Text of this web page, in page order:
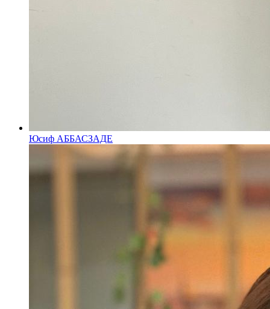
Юсиф АББАСЗАДЕ